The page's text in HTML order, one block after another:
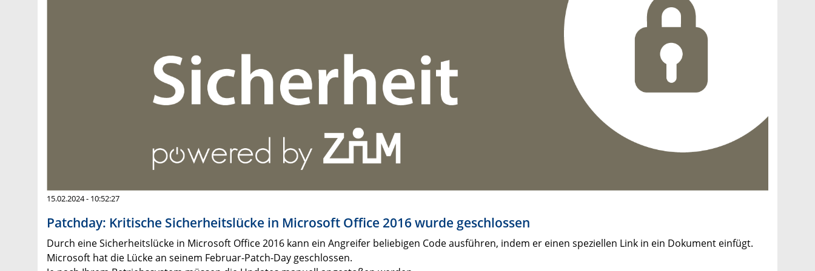
15.02.2024 - 10:52:27
Patchday: Kritische Sicherheitslücke in Microsoft Office 2016 wurde geschlossen
Durch eine Sicherheitslücke in Microsoft Office 2016 kann ein Angreifer beliebigen Code ausführen, indem er einen speziellen Link in ein Dokument einfügt.
Microsoft hat die Lücke an seinem Februar-Patch-Day geschlossen.